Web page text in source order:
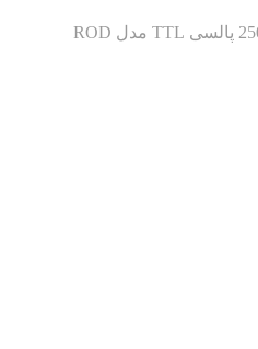
HEIDENHAIN انکودر 2500 پالسی TTL مدل ROD